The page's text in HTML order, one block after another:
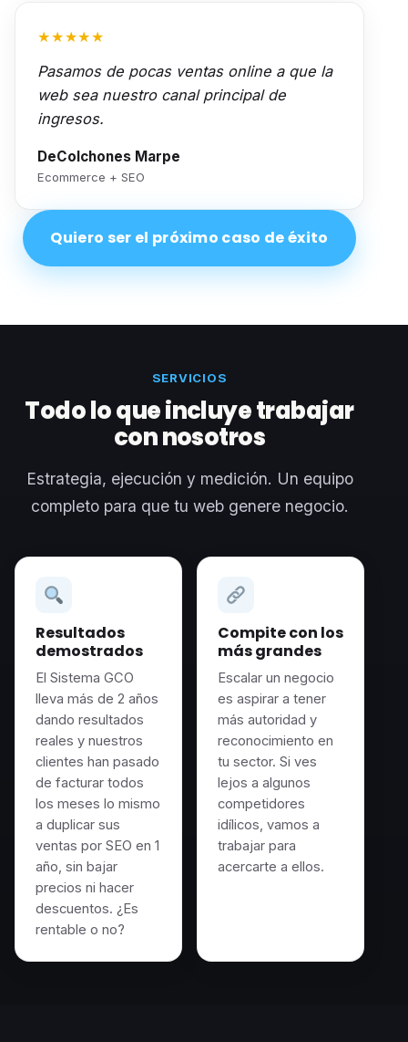
★★★★★
Pasamos de pocas ventas online a que la
web sea nuestro canal principal de
ingresos.
DeColchones Marpe
Ecommerce + SEO
Quiero ser el próximo caso de éxito
SERVICIOS
Todo lo que incluye trabajar
con nosotros
Estrategia, ejecución y medición. Un equipo
completo para que tu web genere negocio.
Resultados
demostrados
El Sistema GCO
lleva más de 2 años
dando resultados
reales y nuestros
clientes han pasado
de facturar todos
los meses lo mismo
a duplicar sus
ventas por SEO en 1
año, sin bajar
precios ni hacer
descuentos. ¿Es
rentable o no?
Compite con los
más grandes
Escalar un negocio
es aspirar a tener
más autoridad y
reconocimiento en
tu sector. Si ves
lejos a algunos
competidores
idílicos, vamos a
trabajar para
acercarte a ellos.